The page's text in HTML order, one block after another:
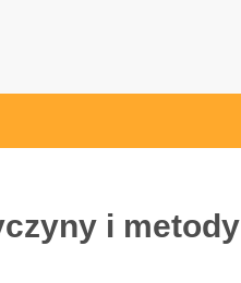
i metody